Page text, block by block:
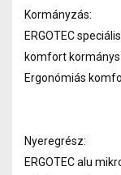
Kormányzás:
ERGOTEC
komfort
Ergonómiás
Nyeregrész:
ERGOTEC alu